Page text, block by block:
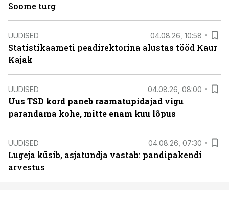
Soome turg
UUDISED 04.08.26, 10:58
Statistikaameti peadirektorina alustas tööd Kaur
Kajak
UUDISED 04.08.26, 08:00
Uus TSD kord paneb raamatupidajad vigu
parandama kohe, mitte enam kuu lõpus
UUDISED 04.08.26, 07:30
Lugeja küsib, asjatundja vastab: pandipakendi
arvestus